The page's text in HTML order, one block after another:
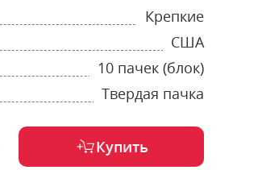
Крепкие
США
10 пачек (блок)
Твердая пачка
Купить